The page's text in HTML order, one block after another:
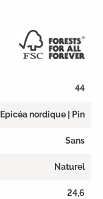
44
Epicéa nordique | Pin
Sans
Naturel
24,6